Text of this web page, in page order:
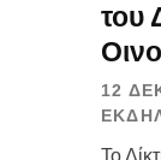
του
12
Το